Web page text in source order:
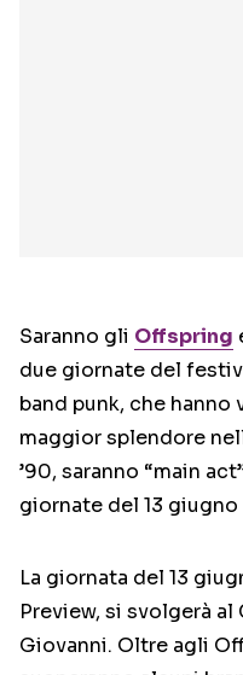
Saranno gli Offspring
due giornate del
band punk, che
maggior splendore
’90, saranno “main
giornate del 13 giugno
La giornata del 13
Preview, si svolgerà
Giovanni. Oltre agli